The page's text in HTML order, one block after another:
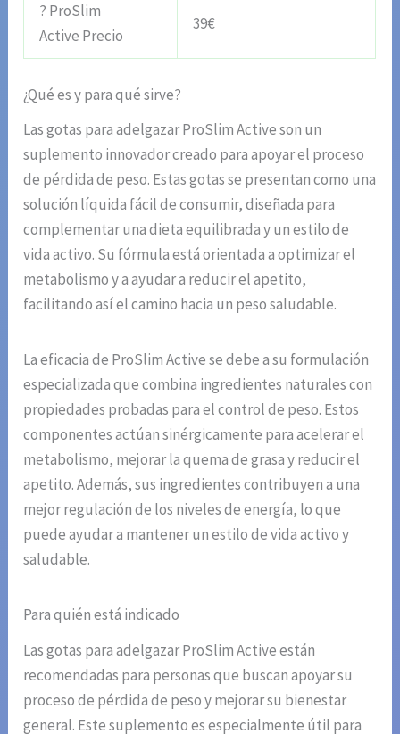
? ProSlim
Active Precio
39€
¿Qué es y para qué sirve?
Las gotas para adelgazar ProSlim Active son un
suplemento innovador creado para apoyar el proceso
de pérdida de peso. Estas gotas se presentan como una
solución líquida fácil de consumir, diseñada para
complementar una dieta equilibrada y un estilo de
vida activo. Su fórmula está orientada a optimizar el
metabolismo y a ayudar a reducir el apetito,
facilitando así el camino hacia un peso saludable.
La eficacia de ProSlim Active se debe a su formulación
especializada que combina ingredientes naturales con
propiedades probadas para el control de peso. Estos
componentes actúan sinérgicamente para acelerar el
metabolismo, mejorar la quema de grasa y reducir el
apetito. Además, sus ingredientes contribuyen a una
mejor regulación de los niveles de energía, lo que
puede ayudar a mantener un estilo de vida activo y
saludable.
Para quién está indicado
Las gotas para adelgazar ProSlim Active están
recomendadas para personas que buscan apoyar su
proceso de pérdida de peso y mejorar su bienestar
general. Este suplemento es especialmente útil para